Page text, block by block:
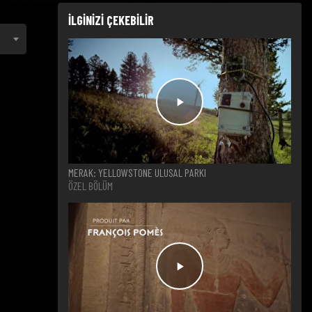
İLGİNİZİ ÇEKEBİLİR
MERAK: YELLOWSTONE ULUSAL PARKI
ÖZEL BÖLÜM